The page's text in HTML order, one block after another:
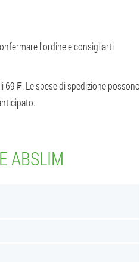
l'ordine e consigliarti
₣. Le spese di spedizione possono
ABSLIM